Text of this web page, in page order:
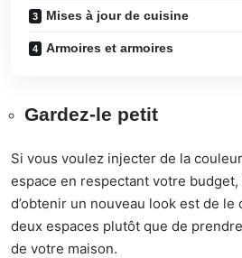
Mises à jour de cuisine
Armoires et armoires
Gardez-le petit
Si vous voulez injecter de la
espace en respectant votre
d’obtenir un nouveau look est de
deux espaces plutôt que de
de votre maison.